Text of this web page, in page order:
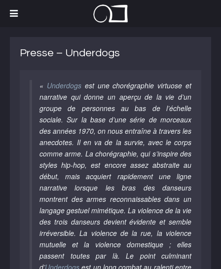
Presse – Underdogs
« Underdogsest une chorégraphie virtuose et
narrative qui donne un aperçu de la vie d’un
groupe de personnes au bas de l’échelle
sociale. Sur la base d’une série de morceaux
des années 1970, on nous entraîne à travers les
anecdotes. Il en va de la survie, avec le corps
comme arme. La chorégraphie, qui s’inspire des
styles hip-hop, est encore assez abstraite au
début, mais acquiert rapidement une ligne
narrative lorsque les bras des danseurs
montrent des armes reconnaissables dans un
langage gestuel mimétique. La violence de la vie
des trois danseurs devient évidente et semble
irréversible. La violence de la rue, la violence
mutuelle et la violence domestique ; elles
passent toutes par là. Le point culminant
d’Underdogs est un long combat au ralenti entre